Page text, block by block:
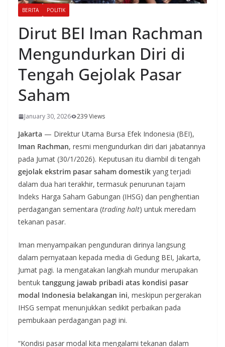
BERITA POLITIK
Dirut BEI Iman Rachman
Mengundurkan Diri di
Tengah Gejolak Pasar
Saham
January 30, 2026 239 Views
Jakarta — Direktur Utama Bursa Efek Indonesia (BEI),
Iman Rachman, resmi mengundurkan diri dari jabatannya
pada Jumat (30/1/2026). Keputusan itu diambil di tengah
gejolak ekstrim pasar saham domestik yang terjadi
dalam dua hari terakhir, termasuk penurunan tajam
Indeks Harga Saham Gabungan (IHSG) dan penghentian
perdagangan sementara (trading halt) untuk meredam
tekanan pasar.
Iman menyampaikan pengunduran dirinya langsung
dalam pernyataan kepada media di Gedung BEI, Jakarta,
Jumat pagi. Ia mengatakan langkah mundur merupakan
bentuk tanggung jawab pribadi atas kondisi pasar
modal Indonesia belakangan ini, meskipun pergerakan
IHSG sempat menunjukkan sedikit perbaikan pada
pembukaan perdagangan pagi ini.
“Kondisi pasar modal kita mengalami tekanan dalam